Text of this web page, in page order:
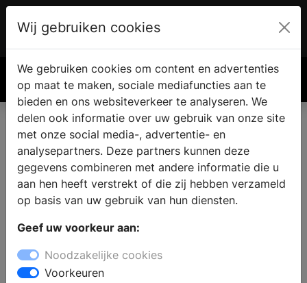
€ 0.00
Wij gebruiken cookies
We gebruiken cookies om content en advertenties
op maat te maken, sociale mediafuncties aan te
bieden en ons websiteverkeer te analyseren. We
delen ook informatie over uw gebruik van onze site
met onze social media-, advertentie- en
analysepartners. Deze partners kunnen deze
gegevens combineren met andere informatie die u
aan hen heeft verstrekt of die zij hebben verzameld
op basis van uw gebruik van hun diensten.
Geef uw voorkeur aan:
Noodzakelijke cookies
Voorkeuren